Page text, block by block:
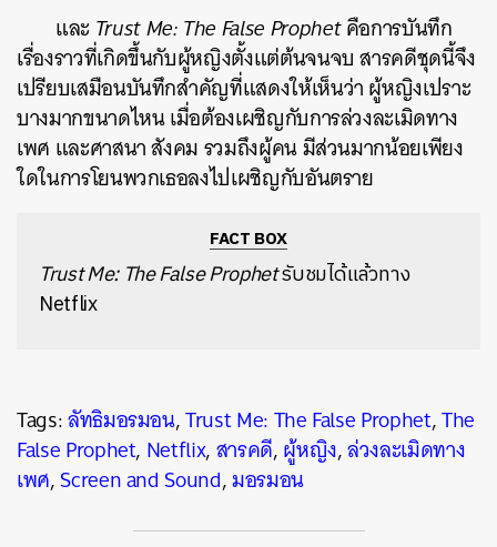
และ Trust Me: The False Prophetคือการบันทึก
เรื่องราวที่เกิดขึ้นกับผู้หญิงตั้งแต่ต้นจนจบ สารคดีชุดนี้จึง
เปรียบเสมือนบันทึกสำคัญที่แสดงให้เห็นว่า ผู้หญิงเปราะ
บางมากขนาดไหน เมื่อต้องเผชิญกับการล่วงละเมิดทาง
เพศ และศาสนา สังคม รวมถึงผู้คน มีส่วนมากน้อยเพียง
ใดในการโยนพวกเธอลงไปเผชิญกับอันตราย
FACT BOX
Trust Me: The False Prophetรับชมได้แล้วทาง
Netflix
Tags:ลัทธิมอรมอน,Trust Me: The False Prophet,The
False Prophet, Netflix,สารคดี,ผู้หญิง,ล่วงละเมิดทาง
เพศ,Screen and Sound,มอรมอน